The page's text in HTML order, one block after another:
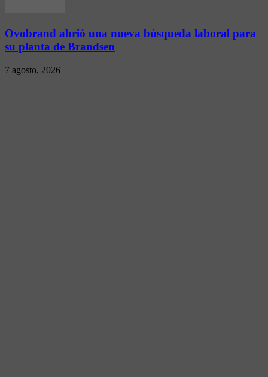
Ovobrand abrió una nueva búsqueda laboral para
su planta de Brandsen
7 agosto, 2026